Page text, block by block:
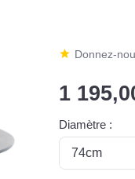
Donnez-
1
Diamètre :